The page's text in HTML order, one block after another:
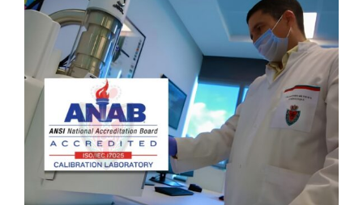
S'ABONNER MAINTENANT